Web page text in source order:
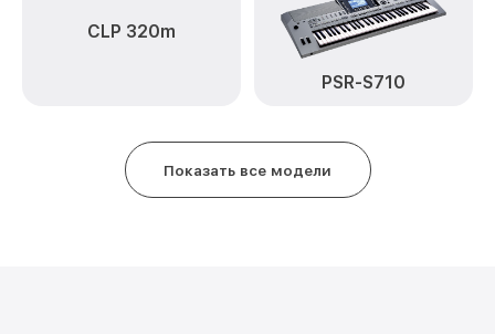
CLP 320m
PSR-S710
Показать все модели